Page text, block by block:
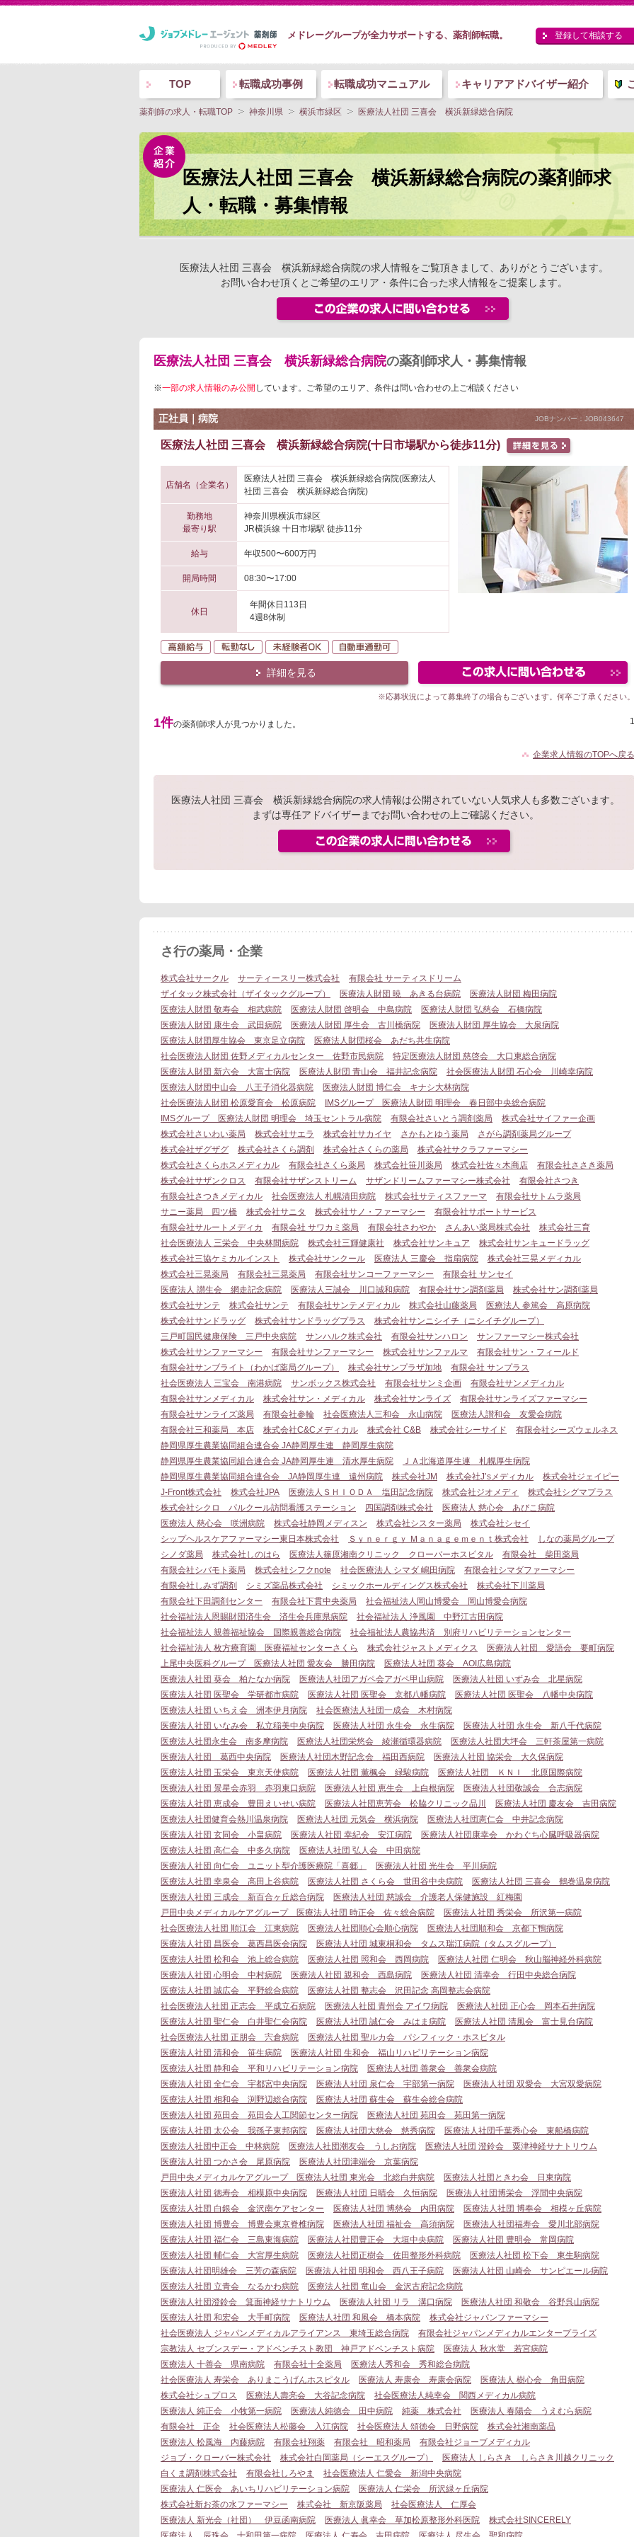
メドレーグループが全力サポートする、薬剤師転職。 登録して相談する
TOP 転職成功事例 転職成功マニュアル キャリアアドバイザー紹介
薬剤師の求人・転職TOP 神奈川県 横浜市緑区 医療法人社団 三喜会 横浜新緑総合病院
医療法人社団 三喜会 横浜新緑総合病院の薬剤師求
人・転職・募集情報
医療法人社団 三喜会 横浜新緑総合病院の求人情報をご覧頂きまして、ありがとうございます。
お問い合わせ頂くとご希望のエリア・条件に合った求人情報をご提案します。
医療法人社団 三喜会 横浜新緑総合病院の薬剤師求人・募集情報
※一部の求人情報のみ公開 しています。ご希望のエリア、条件は問い合わせの上ご相談ください
正社員｜病院 JOBナンバー：JOB043647
医療法人社団 三喜会 横浜新緑総合病院(十日市場駅から徒歩11分)
店舗名（企業名）
医療法人社団 三喜会 横浜新緑総合病院(医療法人
社団 三喜会 横浜新緑総合病院)
勤務地
最寄り駅
神奈川県横浜市緑区
JR横浜線 十日市場駅 徒歩11分
給与 年収500〜600万円
開局時間 08:30〜17:00
休日
年間休日113日
4週8休制
高額給与 転勤なし 未経験者OK
詳細を見る
※応募状況によって募集終了の場合もございます。何卒ご了承ください。
1件の薬剤師求人が見つかりました。 1
企業求人情報のTOPへ戻る
医療法人社団 三喜会 横浜新緑総合病院の求人情報は公開されていない人気求人も多数ございます。
まずは専任アドバイザーまでお問い合わせの上ご確認ください。
さ行の薬局・企業
株式会社サークル サーティースリー株式会社
有限会社 サーティスドリーム
ザイタック株式会社（ザイタックグループ）
医療法人財団 暁 あきる台病院
医療法人財団 梅田病院
医療法人財団 敬寿会 相武病院
医療法人財団 啓明会 中島病院
医療法人財団 弘慈会 石橋病院
医療法人財団 康生会 武田病院
医療法人財団 厚生会 古川橋病院
医療法人財団 厚生協会 大泉病院
医療法人財団厚生協会 東京足立病院
医療法人財団桜会 あだち共生病院
社会医療法人財団 佐野メディカルセンター 佐野市民病院
特定医療法人財団 慈啓会 大口東総合病院
医療法人財団 新六会 大富士病院
医療法人財団 青山会 福井記念病院
社会医療法人財団 石心会 川崎幸病院
医療法人財団中山会 八王子消化器病院
医療法人財団 博仁会 キナシ大林病院
社会医療法人財団 松原愛育会 松原病院
IMSグループ 医療法人財団 明理会 春日部中央総合病院
IMSグループ 医療法人財団 明理会 埼玉セントラル病院
有限会社さいとう調剤薬局
株式会社サイファー企画
株式会社さいわい薬局
株式会社サエラ 株式会社サカイヤ さかもとゆう薬局
さがら調剤薬局グループ
株式会社ザグザグ
株式会社さくら調剤 株式会社さくらの薬局
株式会社サクラファーマシー
株式会社さくらホスメディカル
有限会社さくら薬局 株式会社笹川薬局 株式会社佐々木商店
有限会社ささき薬局
株式会社サザンクロス
有限会社サザンストリーム サザンドリームファーマシー株式会社
有限会社さつき
有限会社さつきメディカル
社会医療法人 札幌清田病院 株式会社サティスファーマ
有限会社サトムラ薬局
サニー薬局 四ツ橋
株式会社サニタ 株式会社サノ・ファーマシー
有限会社サポートサービス
有限会社サルートメディカ
有限会社 サワカミ薬局 有限会社さわやか さんあい薬局株式会社
株式会社三育
社会医療法人 三栄会 中央林間病院
株式会社三輝健康社 株式会社サンキュア
株式会社サンキュードラッグ
株式会社三協ケミカルインスト
株式会社サンクール 医療法人 三慶会 指扇病院
株式会社三晃メディカル
株式会社三晃薬局
有限会社三晃薬局 有限会社サンコーファーマシー
有限会社 サンセイ
医療法人 讃生会 網走記念病院
医療法人三誠会 川口誠和病院 有限会社サン調剤薬局
株式会社サン調剤薬局
株式会社サンテ
株式会社サンテ 有限会社サンテメディカル 株式会社山藤薬局
医療法人 参篤会 高原病院
株式会社サンドラッグ
株式会社サンドラッグプラス
株式会社サンニシイチ（ニシイチグループ）
三戸町国民健康保険 三戸中央病院
サンハルク株式会社 有限会社サンハロン
サンファーマシー株式会社
株式会社サンファーマシー
有限会社サンファーマシー 株式会社サンファルマ
有限会社サン・フィールド
有限会社サンブライト（わかば薬局グループ）
株式会社サンプラザ加地
有限会社 サンプラス
社会医療法人 三宝会 南港病院
サンボックス株式会社 有限会社サンミ企画
有限会社サンメディカル
有限会社サンメディカル
株式会社サン・メディカル 株式会社サンライズ
有限会社サンライズファーマシー
有限会社サンライズ薬局
有限会社参輪 社会医療法人三和会 永山病院
医療法人讃和会 友愛会病院
有限会社三和薬局 本店
株式会社C&Cメディカル 株式会社 C&B 株式会社シーサイド
有限会社シーズウェルネス
静岡県厚生農業協同組合連合会 JA静岡厚生連 静岡厚生病院
静岡県厚生農業協同組合連合会 JA静岡厚生連 清水厚生病院
ＪＡ北海道厚生連 札幌厚生病院
静岡県厚生農業協同組合連合会 JA静岡厚生連 遠州病院
株式会社JM 株式会社J’sメディカル
株式会社ジェイピー
J-Front株式会社
株式会社JPA 医療法人ＳＨＩＯＤＡ 塩田記念病院 株式会社ジオメディ
株式会社シグマプラス
株式会社シクロ パルクール訪問看護ステーション
四国調剤株式会社
医療法人 慈心会 あびこ病院
医療法人 慈心会 咲洲病院
株式会社静岡メディスン 株式会社シスター薬局
株式会社シセイ
シップヘルスケアファーマシー東日本株式会社
Ｓｙｎｅｒｇｙ Ｍａｎａｇｅｍｅｎｔ株式会社
しなの薬局グループ
シノダ薬局
株式会社しのはら 医療法人篠原湘南クリニック クローバーホスピタル
有限会社 柴田薬局
有限会社シバモト薬局
株式会社シフクnote 社会医療法人 シマダ 嶋田病院
有限会社シマダファーマシー
有限会社しみず調剤
シミズ薬品株式会社 シミックホールディングス株式会社
株式会社下川薬局
有限会社下田調剤センター
有限会社下貫中央薬局
社会福祉法人岡山博愛会 岡山博愛会病院
社会福祉法人恩賜財団済生会 済生会兵庫県病院
社会福祉法人 浄風園 中野江古田病院
社会福祉法人 親善福祉協会 国際親善総合病院
社会福祉法人農協共済 別府リハビリテーションセンター
社会福祉法人 枚方療育園 医療福祉センターさくら
株式会社ジャストメディクス
医療法人社団 愛語会 要町病院
上尾中央医科グループ 医療法人社団 愛友会 勝田病院
医療法人社団 葵会 AOI広島病院
医療法人社団 葵会 柏たなか病院
医療法人社団アガペ会アガペ甲山病院
医療法人社団 いずみ会 北星病院
医療法人社団 医聖会 学研都市病院
医療法人社団 医聖会 京都八幡病院
医療法人社団 医聖会 八幡中央病院
医療法人社団 いちえ会 洲本伊月病院
社会医療法人社団一成会 木村病院
医療法人社団 いなみ会 私立稲美中央病院
医療法人社団 永生会 永生病院
医療法人社団 永生会 新八千代病院
医療法人社団永生会 南多摩病院
医療法人社団栄悠会 綾瀬循環器病院
医療法人社団大坪会 三軒茶屋第一病院
医療法人社団 葛西中央病院
医療法人社団木野記念会 福田西病院
医療法人社団 協栄会 大久保病院
医療法人社団 玉栄会 東京天使病院
医療法人社団 薫楓会 緑駿病院
医療法人社団 ＫＮＩ 北原国際病院
医療法人社団 景星会赤羽 赤羽東口病院
医療法人社団 恵生会 上白根病院
医療法人社団敬誠会 合志病院
医療法人社団 恵成会 豊田えいせい病院
医療法人社団恵芳会 松脇クリニック品川
医療法人社団 慶友会 吉田病院
医療法人社団健育会熱川温泉病院
医療法人社団 元気会 横浜病院
医療法人社団憲仁会 中井記念病院
医療法人社団 玄同会 小畠病院
医療法人社団 幸紀会 安江病院
医療法人社団康幸会 かわぐち心臓呼吸器病院
医療法人社団 高仁会 中多久病院
医療法人社団 弘人会 中田病院
医療法人社団 向仁会 ユニット型介護医療院「喜郷」
医療法人社団 光生会 平川病院
医療法人社団 幸泉会 高田上谷病院
医療法人社団 さくら会 世田谷中央病院
医療法人社団 三喜会 鶴巻温泉病院
医療法人社団 三成会 新百合ヶ丘総合病院
医療法人社団 慈誠会 介護老人保健施設 紅梅園
戸田中央メディカルケアグループ 医療法人社団 時正会 佐々総合病院
医療法人社団 秀栄会 所沢第一病院
社会医療法人社団 順江会 江東病院
医療法人社団順心会順心病院
医療法人社団順和会 京都下鴨病院
医療法人社団 昌医会 葛西昌医会病院
医療法人社団 城東桐和会 タムス瑞江病院（タムスグループ）
医療法人社団 松和会 池上総合病院
医療法人社団 照和会 西岡病院
医療法人社団 仁明会 秋山脳神経外科病院
医療法人社団 心明会 中村病院
医療法人社団 親和会 西島病院
医療法人社団 清幸会 行田中央総合病院
医療法人社団 誠広会 平野総合病院
医療法人社団 整志会 沢田記念 高岡整志会病院
社会医療法人社団 正志会 平成立石病院
医療法人社団 青州会 アイワ病院
医療法人社団 正心会 岡本石井病院
医療法人社団 聖仁会 白井聖仁会病院
医療法人社団 誠仁会 みはま病院
医療法人社団 清風会 富士見台病院
社会医療法人社団 正朋会 宍倉病院
医療法人社団 聖ルカ会 パシフィック・ホスピタル
医療法人社団 清和会 笹生病院
医療法人社団 生和会 福山リハビリテーション病院
医療法人社団 静和会 平和リハビリテーション病院
医療法人社団 善衆会 善衆会病院
医療法人社団 全仁会 宇都宮中央病院
医療法人社団 泉仁会 宇部第一病院
医療法人社団 双愛会 大宮双愛病院
医療法人社団 相和会 渕野辺総合病院
医療法人社団 蘇生会 蘇生会総合病院
医療法人社団 苑田会 苑田会人工関節センター病院
医療法人社団 苑田会 苑田第一病院
医療法人社団 太公会 我孫子東邦病院
医療法人社団大慈会 慈秀病院
医療法人社団千葉秀心会 東船橋病院
医療法人社団中正会 中林病院
医療法人社団潮友会 うしお病院
医療法人社団 澄鈴会 粟津神経サナトリウム
医療法人社団 つかさ会 尾原病院
医療法人社団津端会 京葉病院
戸田中央メディカルケアグループ 医療法人社団 東光会 北総白井病院
医療法人社団ときわ会 日東病院
医療法人社団 徳寿会 相模原中央病院
医療法人社団 日晴会 久恒病院
医療法人社団博栄会 浮間中央病院
医療法人社団 白銀会 金沢南ケアセンター
医療法人社団 博慈会 内田病院
医療法人社団 博奉会 相模ヶ丘病院
医療法人社団 博豊会 博豊会東京脊椎病院
医療法人社団 福祉会 高須病院
医療法人社団福寿会 愛川北部病院
医療法人社団 福仁会 三島東海病院
医療法人社団豊正会 大垣中央病院
医療法人社団 豊明会 常岡病院
医療法人社団 輔仁会 大宮厚生病院
医療法人社団正樹会 佐田整形外科病院
医療法人社団 松下会 東生駒病院
医療法人社団明雄会 三芳の森病院
医療法人社団 明和会 西八王子病院
医療法人社団 山崎会 サンピエール病院
医療法人社団 立青会 なるかわ病院
医療法人社団 竜山会 金沢古府記念病院
医療法人社団澄鈴会 箕面神経サナトリウム
医療法人社団 リラ 溝口病院
医療法人社団 和敬会 谷野呉山病院
医療法人社団 和宏会 大手町病院
医療法人社団 和風会 橋本病院
株式会社ジャパンファーマシー
社会医療法人 ジャパンメディカルアライアンス 東埼玉総合病院
有限会社ジャパンメディカルエンタープライズ
宗教法人 セブンスデー・アドベンチスト教団 神戸アドベンチスト病院
医療法人 秋水堂 若宮病院
医療法人 十善会 県南病院
有限会社十全薬局
医療法人秀和会 秀和総合病院
社会医療法人 寿栄会 ありまこうげんホスピタル
医療法人 寿康会 寿康会病院
医療法人 樹心会 角田病院
株式会社シュプロス
医療法人壽亮会 大谷記念病院
社会医療法人純幸会 関西メディカル病院
医療法人 純正会 小牧第一病院
医療法人純徳会 田中病院 純薬 株式会社
医療法人 春陽会 うえむら病院
有限会社 正企
社会医療法人松藤会 入江病院 社会医療法人 頌徳会 日野病院
株式会社湘南薬品
医療法人 松風海 内藤病院
有限会社翔薬 有限会社 昭和薬局
有限会社ジョーブメディカル
ジョブ・クローバー株式会社
株式会社白岡薬局（シーエスグループ）
医療法人 しらさき しらさき川越クリニック
白くま調剤株式会社
有限会社しろやま
社会医療法人 仁愛会 新潟中央病院
医療法人 仁医会 あいちリハビリテーション病院
医療法人 仁栄会 所沢緑ヶ丘病院
株式会社新お茶の水ファーマシー
株式会社 新京阪薬局
社会医療法人 仁厚会
医療法人 新光会（社団） 伊豆函南病院
医療法人 眞幸会 草加松原整形外科医院
株式会社SINCERELY